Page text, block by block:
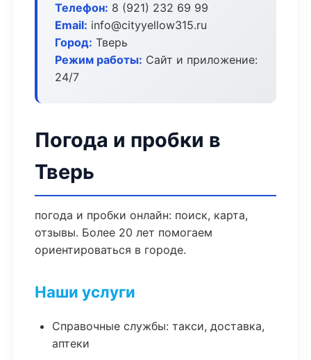
Телефон: 8 (921) 232 69 99
Email: info@cityyellow315.ru
Город: Тверь
Режим работы: Сайт и приложение:
24/7
Погода и пробки в
Тверь
погода и пробки онлайн: поиск, карта,
отзывы. Более 20 лет помогаем
ориентироваться в городе.
Наши услуги
Справочные службы: такси, доставка,
аптеки